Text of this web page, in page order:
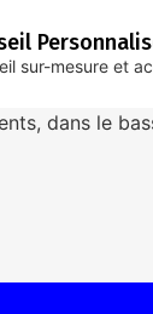
sur-mesure et
dans le